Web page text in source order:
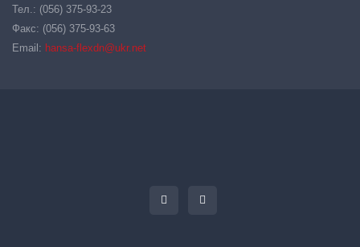
Тел.: (056) 375-93-23
Факс: (056) 375-93-63
Email: hansa-flexdn@ukr.net